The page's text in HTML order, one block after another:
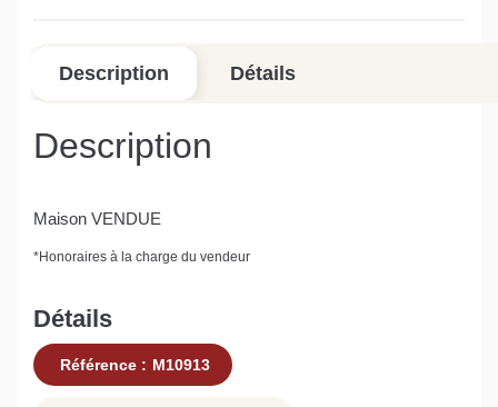
Description Détails
Description
Maison VENDUE
*Honoraires à la charge du vendeur
Détails
Référence : M10913